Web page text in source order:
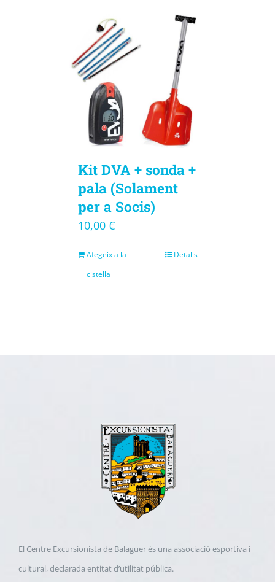
Kit DVA + sonda +
pala (Solament
per a Socis)
10,00 €
Afegeix a la
cistella
Detalls
El Centre Excursionista de Balaguer és una associació esportiva i
cultural, declarada entitat d’utilitat pública.